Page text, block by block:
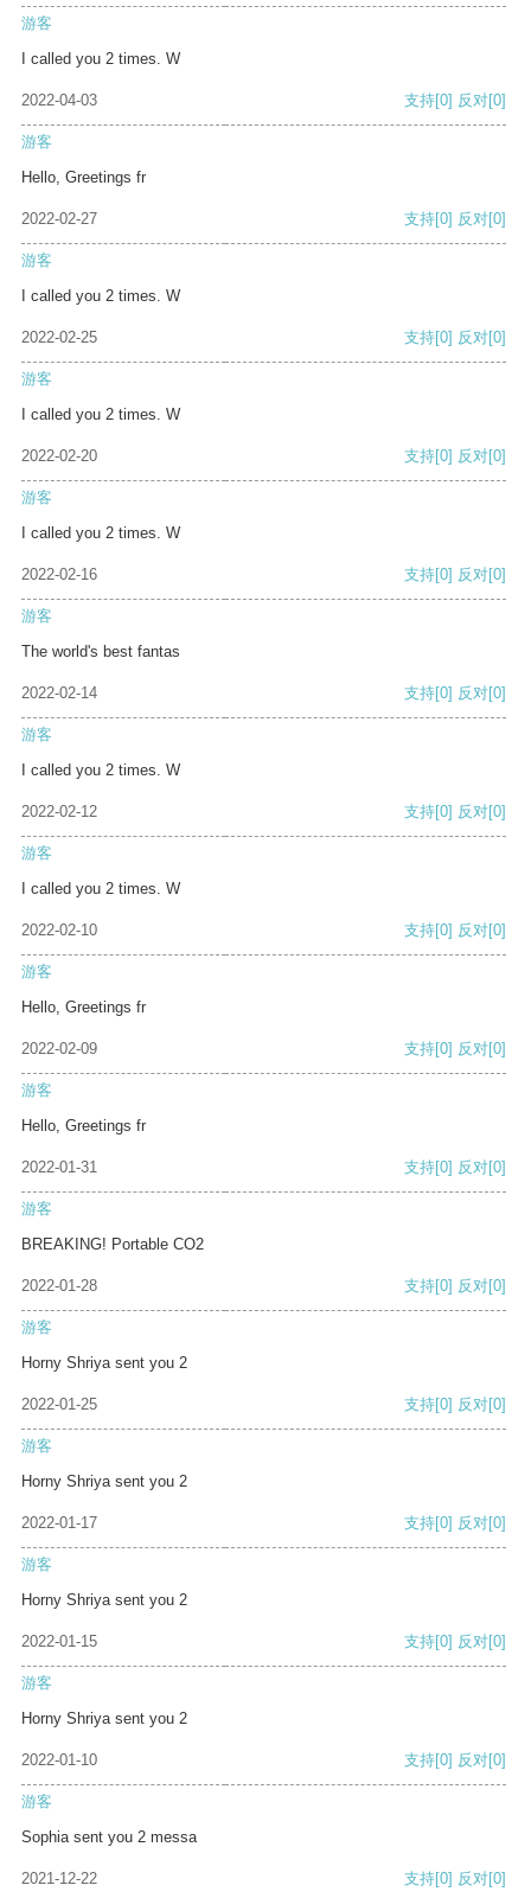
游客
I called you 2 times. W
2022-04-03 支持[0] 反对[0]
游客
Hello, Greetings fr
2022-02-27 支持[0] 反对[0]
游客
I called you 2 times. W
2022-02-25 支持[0] 反对[0]
游客
I called you 2 times. W
2022-02-20 支持[0] 反对[0]
游客
I called you 2 times. W
2022-02-16 支持[0] 反对[0]
游客
The world's best fantas
2022-02-14 支持[0] 反对[0]
游客
I called you 2 times. W
2022-02-12 支持[0] 反对[0]
游客
I called you 2 times. W
2022-02-10 支持[0] 反对[0]
游客
Hello, Greetings fr
2022-02-09 支持[0] 反对[0]
游客
Hello, Greetings fr
2022-01-31 支持[0] 反对[0]
游客
BREAKING! Portable CO2
2022-01-28 支持[0] 反对[0]
游客
Horny Shriya sent you 2
2022-01-25 支持[0] 反对[0]
游客
Horny Shriya sent you 2
2022-01-17 支持[0] 反对[0]
游客
Horny Shriya sent you 2
2022-01-15 支持[0] 反对[0]
游客
Horny Shriya sent you 2
2022-01-10 支持[0] 反对[0]
游客
Sophia sent you 2 messa
2021-12-22 支持[0] 反对[0]